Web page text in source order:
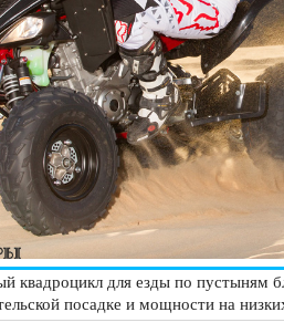
квадроцикл для езды по пустыням
посадке и мощности на